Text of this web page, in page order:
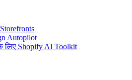
Autopilot
लिए Shopify AI Toolkit